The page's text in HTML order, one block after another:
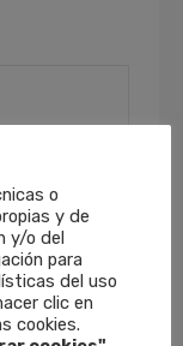
y
nuestros
o
y de
y/o del
para
del uso
clic en
cookies.